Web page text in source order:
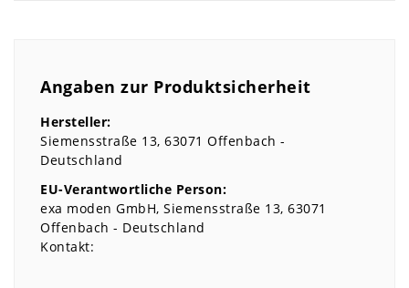
Angaben zur Produktsicherheit
Hersteller:
Siemensstraße 13 63071 Offenbach
Deutschland
EU-Verantwortliche Person:
exa moden GmbH Siemensstraße 13 63071
Offenbach
Deutschland
Kontakt: